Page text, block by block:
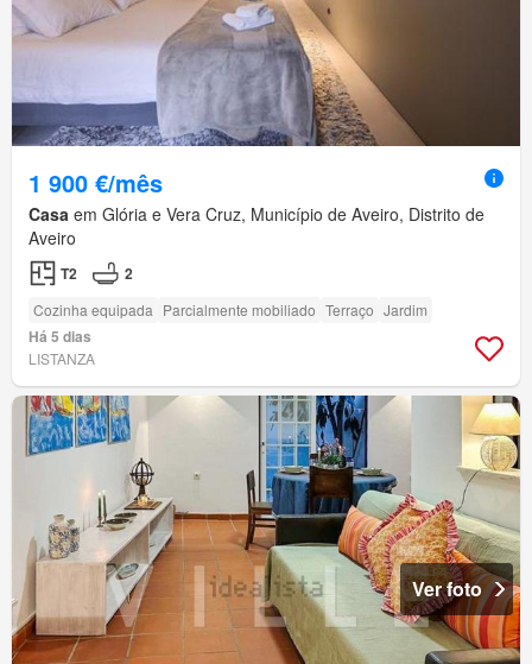
1 900 €/mês
Casa em Glória e Vera Cruz, Município de Aveiro, Distrito de
Aveiro
T2 2
Cozinha equipada Parcialmente mobiliado Terraço Jardim
Há 5 dias
LISTANZA
Ver foto